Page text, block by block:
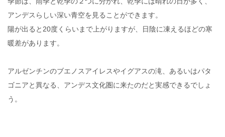
アンデスらしい深い青空を見ることができます。
陽が出ると20度くらいまで上がりますが、日陰に凍えるほどの寒
暖差があります。
アルゼンチンのブエノスアイレスやイグアスの滝、あるいはパタ
ゴニアと異なる、アンデス文化圏に来たのだと実感できるでしょ
う。